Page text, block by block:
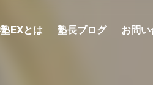
EXとは 塾長ブログ お問